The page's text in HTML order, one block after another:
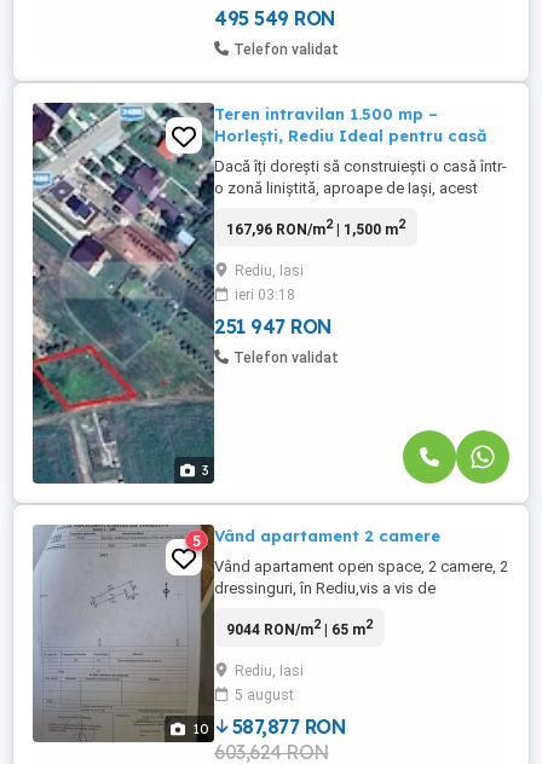
către municipiul Iași. ...
495 549 RON
Telefon validat
3
Teren intravilan 1.500 mp –
Horlești, Rediu Ideal pentru casă
Dacă îți dorești să construiești o casă într-
o zonă liniștită, aproape de Iași, acest
spre vânzare teren intravilan cu suprafața
Rediu, într-o zonă rezidențială în continuă
dezvoltare. Proprietatea este amplasată ...
167,96 RON/m2| 1,500 m2
Rediu, Iasi
ieri 03:18
251 947 RON
Telefon validat
10
5 Vând apartament 2 camere
Vând apartament open space, 2 camere, 2
dressinguri, în Rediu,vis a vis de
construit în 2018, 65 mp utili + 22 mp curte
mp,ambele intabulate,total 87 mp, parțial
mobilat ,loc parcare, foarte frumos și
spațios,în perfecta stare, nu ...
9044 RON/m2| 65 m2
Rediu, Iasi
5 august
587,877 RON
603,624 RON